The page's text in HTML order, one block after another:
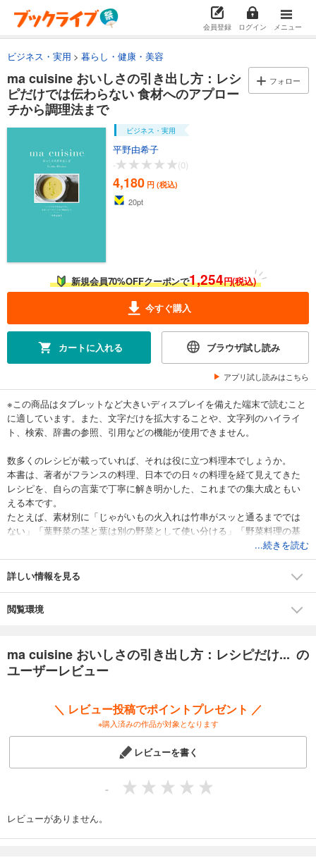
会員登録 ログイン メニュー
ビジネス・実用 暮らし・健康・美容
ma cuisine おいしさの引き出し方：レシ
ピだけでは伝わらない 食材へのアプロー
チから調理法まで
フォロー
ビジネス・実用
平野由希子
-
(0)
4,180 円 (税込)
20pt
新規会員70%OFFクーポンで1,254円(税込)
今すぐ購入
カートに入れる ブラウザ試し読み
アプリ試し読みはこちら
※この商品はタブレットなど大きいディスプレイを備えた端末で読むこと
に適しています。また、文字だけを拡大することや、文字列のハイライ
ト、検索、辞書の参照、引用などの機能が使用できません。
数多くのレシピが載っていれば、それは役に立つ料理本でしょうか。
本書は、著者がフランスの料理、日本での日々の料理を経て見えてきた
レシピを、自らの言葉で丁寧に解き明かした、これまでの集大成ともい
える本です。
たとえば、素材別に「じゃがいもの火入れは竹串がスッと通るまででは
ない」「葉野菜の茎と葉は別の野菜として使い分ける」「野菜料理の基
本はオイル蒸し」「骨付きでない鶏肉は煮込まない」「切らずに揚げて
旨みを閉じ込める」「梅と赤ワインで青魚を煮る」など、料理家の科学
する眼差しで、これまでの野菜料理、肉料理、揚げ物、魚料理であたり
どで驚くほど変化する、レシピだけでは伝わらない、おいしさの引き出
し方を提案します。
...続きを読む
詳しい情報を見る
閲覧環境
ma cuisine おいしさの引き出し方：レシピだけ... の
ユーザーレビュー
＼ レビュー投稿でポイントプレゼント ／
※購入済みの作品が対象となります
レビューを書く
-
レビューがありません。